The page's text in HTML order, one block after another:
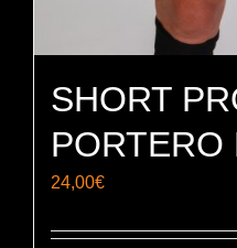
SHORT
PORTERO
24,00€